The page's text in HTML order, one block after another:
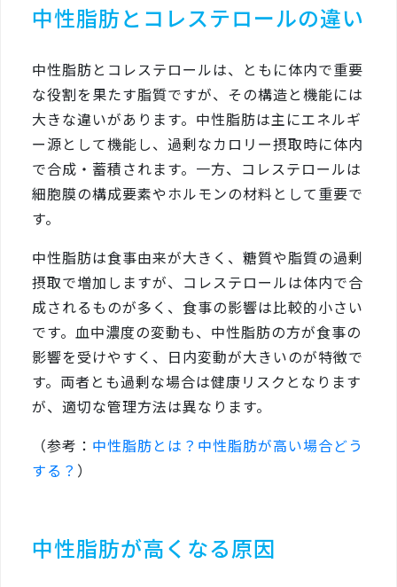
中性脂肪とコレステロールの違い
中性脂肪とコレステロールは、ともに体内で重要
な役割を果たす脂質ですが、その構造と機能には
大きな違いがあります。中性脂肪は主にエネルギ
ー源として機能し、過剰なカロリー摂取時に体内
で合成・蓄積されます。一方、コレステロールは
細胞膜の構成要素やホルモンの材料として重要で
す。
中性脂肪は食事由来が大きく、糖質や脂質の過剰
摂取で増加しますが、コレステロールは体内で合
成されるものが多く、食事の影響は比較的小さい
です。血中濃度の変動も、中性脂肪の方が食事の
影響を受けやすく、日内変動が大きいのが特徴で
す。両者とも過剰な場合は健康リスクとなります
が、適切な管理方法は異なります。
（参考： 中性脂肪とは？中性脂肪が高い場合どう
する？ ）
中性脂肪が高くなる原因